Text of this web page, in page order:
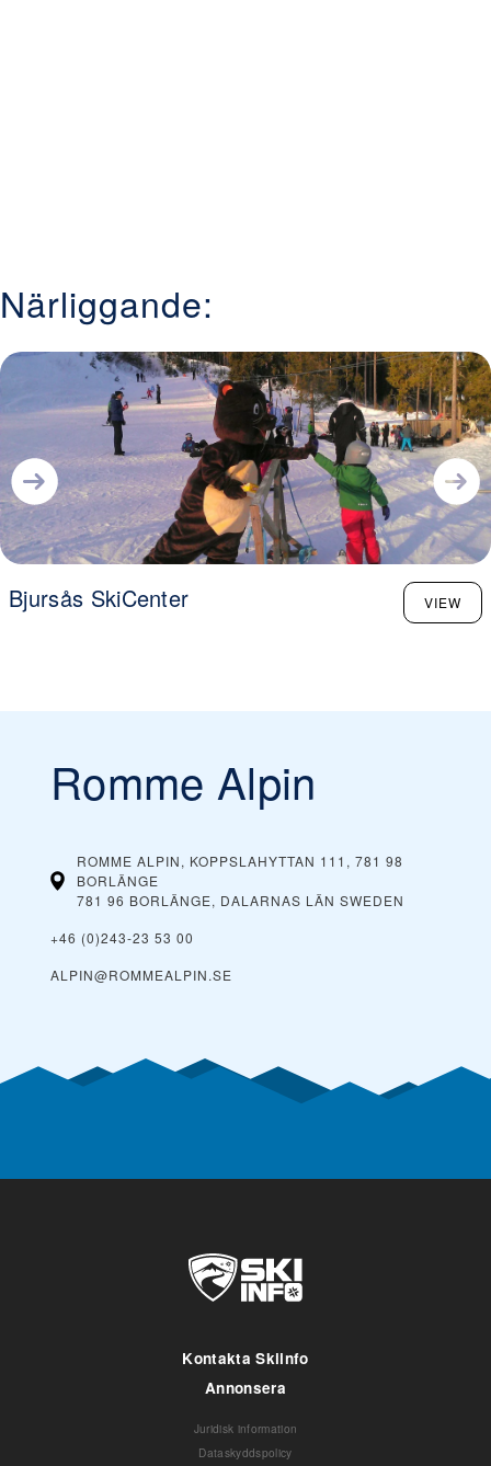
Närliggande:
Bjursås SkiCenter VIEW
Romme Alpin
ROMME ALPIN, KOPPSLAHYTTAN 111, 781 98
BORLÄNGE
781 96 BORLÄNGE, DALARNAS LÄN SWEDEN
+46 (0)243-23 53 00
ALPIN@ROMMEALPIN.SE
Kontakta Skiinfo
Annonsera
Juridisk information
Dataskyddspolicy